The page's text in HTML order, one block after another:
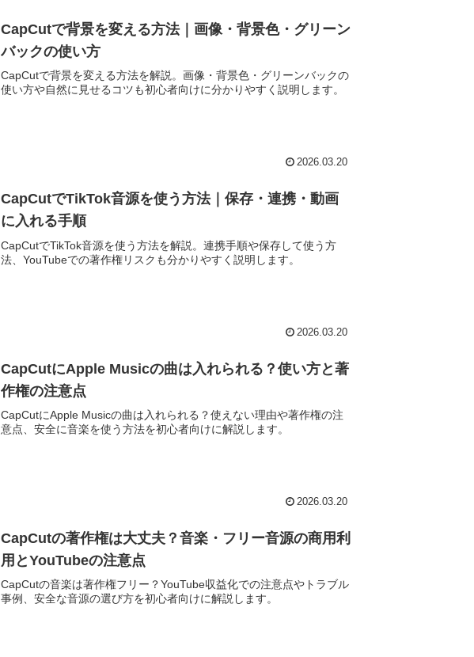
CapCutで背景を変える方法｜画像・背景色・グリーン
バックの使い方
CapCutで背景を変える方法を解説。画像・背景色・グリーンバックの
使い方や自然に見せるコツも初心者向けに分かりやすく説明します。
2026.03.20
CapCutでTikTok音源を使う方法｜保存・連携・動画
に入れる手順
CapCutでTikTok音源を使う方法を解説。連携手順や保存して使う方
法、YouTubeでの著作権リスクも分かりやすく説明します。
2026.03.20
CapCutにApple Musicの曲は入れられる？使い方と著
作権の注意点
CapCutにApple Musicの曲は入れられる？使えない理由や著作権の注
意点、安全に音楽を使う方法を初心者向けに解説します。
2026.03.20
CapCutの著作権は大丈夫？音楽・フリー音源の商用利
用とYouTubeの注意点
CapCutの音楽は著作権フリー？YouTube収益化での注意点やトラブル
事例、安全な音源の選び方を初心者向けに解説します。